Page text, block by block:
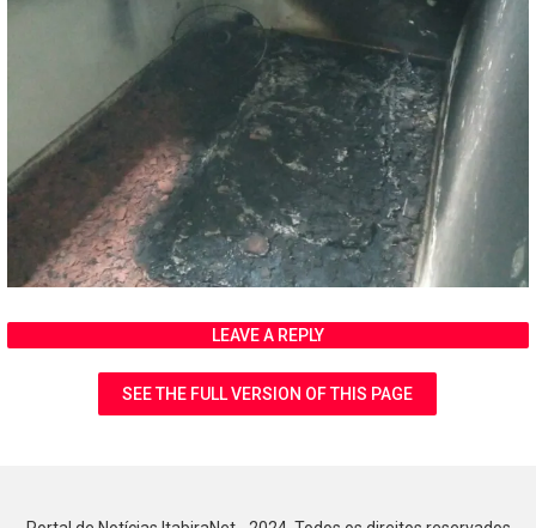
LEAVE A REPLY
SEE THE FULL VERSION OF THIS PAGE